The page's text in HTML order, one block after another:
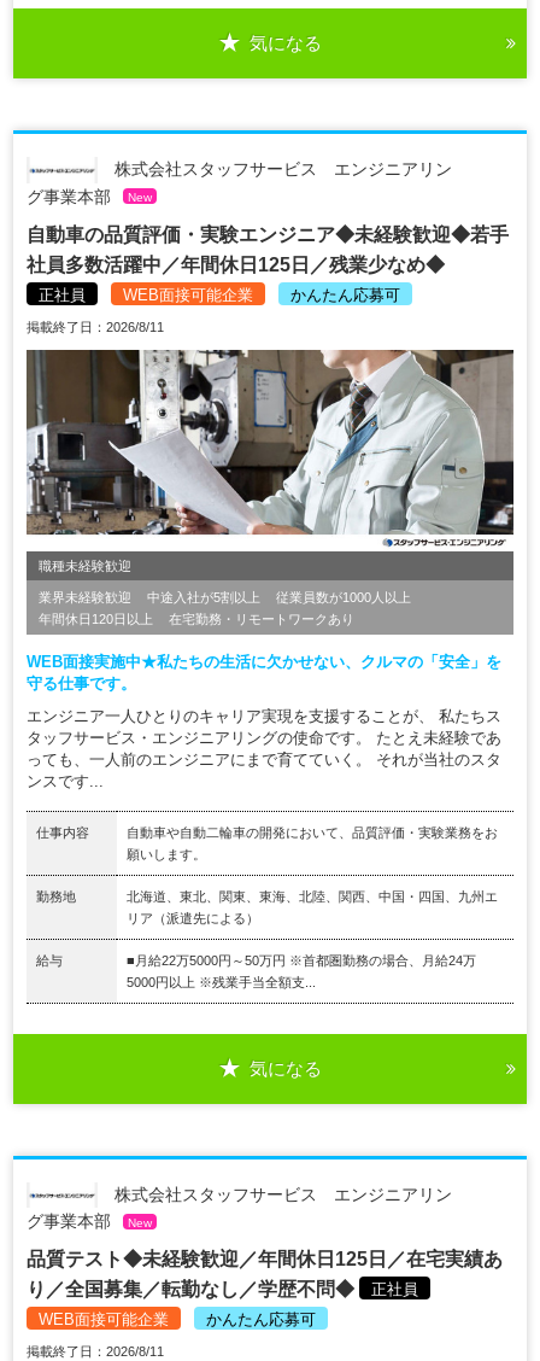
気になる
株式会社スタッフサービス エンジニアリン
グ事業本部
New
自動車の品質評価・実験エンジニア◆未経験歓迎◆若手
社員多数活躍中／年間休日125日／残業少なめ◆
正社員 WEB面接可能企業 かんたん応募可
掲載終了日：2026/8/11
職種未経験歓迎
業界未経験歓迎 中途入社が5割以上
従業員数が1000人以上
年間休日120日以上
在宅勤務・リモートワークあり
WEB面接実施中★私たちの生活に欠かせない、クルマの「安全」を
守る仕事です。
エンジニア一人ひとりのキャリア実現を支援することが、 私たちス
タッフサービス・エンジニアリングの使命です。 たとえ未経験であ
っても、一人前のエンジニアにまで育てていく。 それが当社のスタ
ンスです...
仕事内容
自動車や自動二輪車の開発において、品質評価・実験業務をお
願いします。
勤務地
北海道、東北、関東、東海、北陸、関西、中国・四国、九州エ
リア（派遣先による）
給与
■月給22万5000円～50万円 ※首都圏勤務の場合、月給24万
5000円以上 ※残業手当全額支...
気になる
株式会社スタッフサービス エンジニアリン
グ事業本部
New
品質テスト◆未経験歓迎／年間休日125日／在宅実績あ
り／全国募集／転勤なし／学歴不問◆
正社員
WEB面接可能企業
かんたん応募可
掲載終了日：2026/8/11